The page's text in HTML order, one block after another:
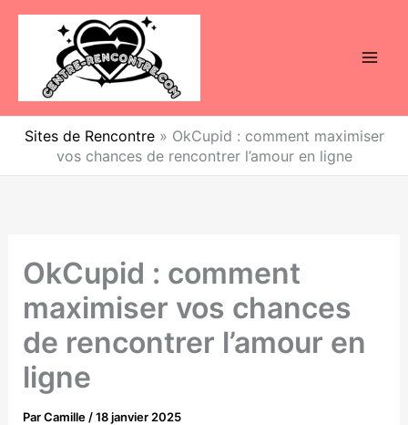
Aller
Sites de Rencontre» OkCupid : comment maximiser
vos chances de rencontrer l’amour en ligne
OkCupid : comment
maximiser vos chances
de rencontrer l’amour en
ligne
ParCamille /18 janvier 2025